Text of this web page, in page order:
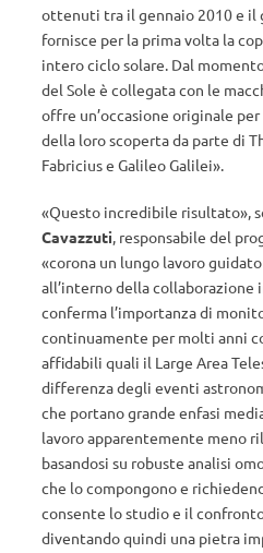
ottenuti tra il gennaio 2010 e il
fornisce per la prima volta la
intero ciclo solare. Dal
del Sole è collegata con le
offre un’occasione originale
della loro scoperta da parte di
Fabricius e Galileo Galilei».
«Questo incredibile risultato»,
Cavazzuti, responsabile del
«corona un lungo lavoro
all’interno della collaborazione
conferma l’importanza di
continuamente per molti anni
affidabili quali il Large Area
differenza degli eventi
che portano grande enfasi
lavoro apparentemente meno
basandosi su robuste analisi
che lo compongono e
consente lo studio e il
diventando quindi una pietra